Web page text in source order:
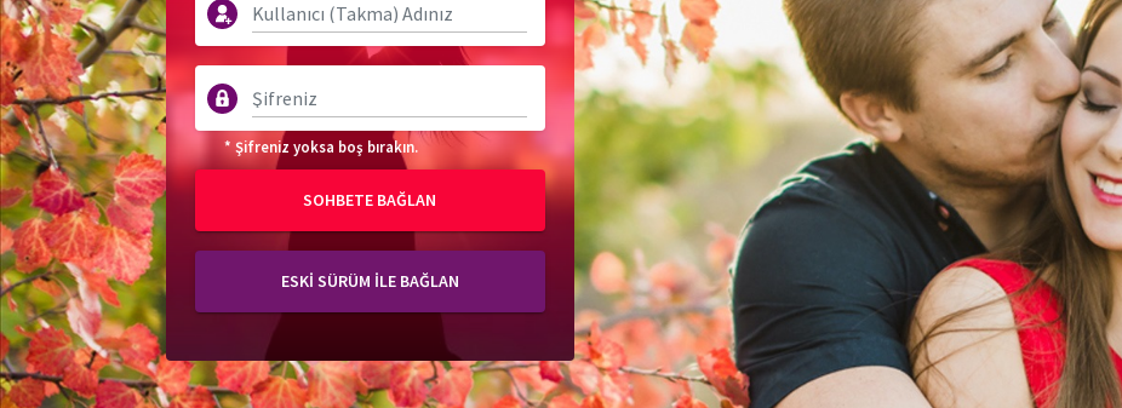
* Şifreniz yoksa boş bırakın.
SOHBETE BAĞLAN
ESKİ SÜRÜM İLE BAĞLAN